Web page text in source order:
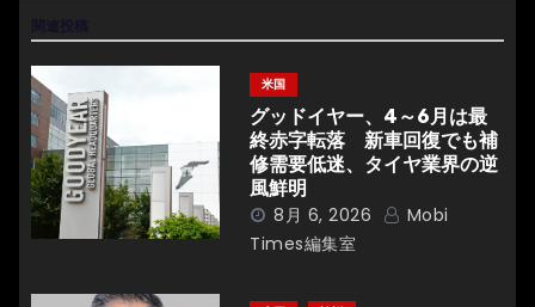
ゲ
ー
シ
ョ
米国
グッドイヤー、4～6月は最
終赤字転落 新車回復でも補
修需要低迷、タイヤ業界の逆
風鮮明
8月 6, 2026
Mobi
Times編集室